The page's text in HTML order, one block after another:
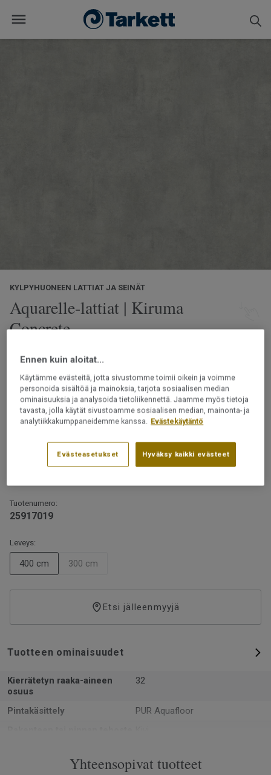
KYLPYHUONEEN LATTIAT JA SEINÄT
Aquarelle-lattiat | Kiruma
Concrete
Luonnosta inspiroituneet Aquarelle-märkätilalattiat
tarjoavat laajan valikoiman kuoseja ja värejä. Valitse
luonnonmukaisista kivi-, betoni- ja marmorikuoseista,
klassisesta kalanruotokuviosta tai eteläisemmistä
leveysasteista inspiraationsa saaneista designeista.
Päällysteet saa asentaa märkätiloihin vain
kuosia ei ole mahdollista kuviokohdistaa.
Lue lisää
Vesitiivis rakenne
Tuotenumero:
25917019
Leveys:
400 cm 300 cm
Etsi jälleenmyyjä
Tuotteen ominaisuudet
Kierrätetyn raaka-aineen
osuus
32
Pintakäsittely
PUR Aquafloor
Kokonaispaksuus
2
Yhteensopivat tuotteet
Ennen kuin aloitat...
Käytämme evästeitä, jotta sivustomme toimii oikein ja voimme
personoida sisältöä ja mainoksia, tarjota sosiaalisen median
ominaisuuksia ja analysoida tietoliikennettä. Jaamme myös tietoja
tavasta, jolla käytät sivustoamme sosiaalisen median, mainonta- ja
analytiikkakumppaneidemme kanssa. Evästekäytäntö
Evästeasetukset Hyväksy kaikki evästeet